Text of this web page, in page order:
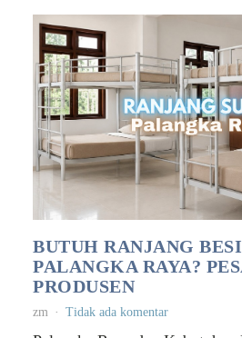
BUTUH RANJANG
PALANGKA RAYA?
PRODUSEN
zm Tidak ada komentar